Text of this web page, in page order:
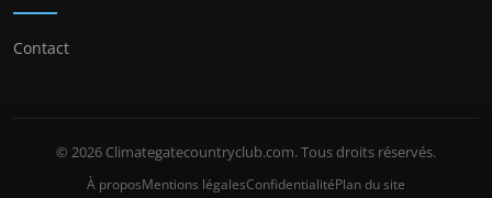
Contact
© 2026 Climategatecountryclub.com. Tous droits réservés.
À proposMentions légalesConfidentialitéPlan du site